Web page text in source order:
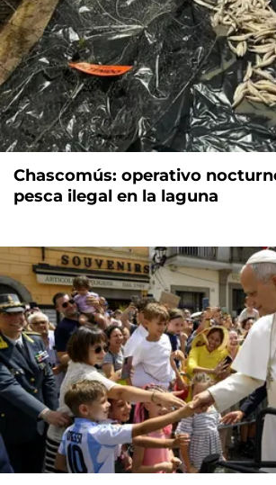
Chascomús: operativo
pesca ilegal en la laguna